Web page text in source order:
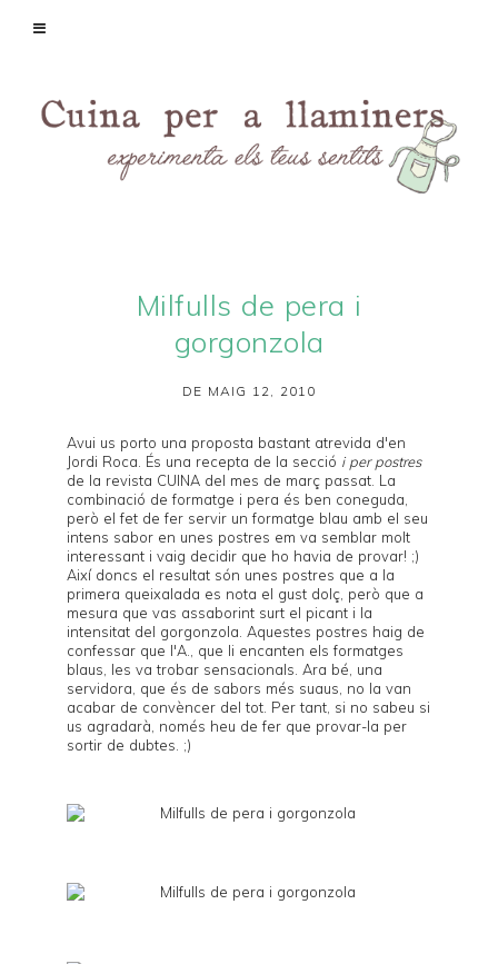
Milfulls de pera i
gorgonzola
DE MAIG 12, 2010
Avui us porto una proposta bastant atrevida d'en
Jordi Roca . És una recepta de la secció i per postres
de la revista CUINA del mes de març passat. La
combinació de formatge i pera és ben coneguda,
però el fet de fer servir un formatge blau amb el seu
intens sabor en unes postres em va semblar molt
interessant i vaig decidir que ho havia de provar! ;)
Així doncs el resultat són unes postres que a la
primera queixalada es nota el gust dolç, però que a
mesura que vas assaborint surt el picant i la
intensitat del gorgonzola. Aquestes postres haig de
confessar que l'A., que li encanten els formatges
blaus, les va trobar sensacionals. Ara bé, una
servidora, que és de sabors més suaus, no la van
acabar de convèncer del tot. Per tant, si no sabeu si
us agradarà, només heu de fer que provar-la per
sortir de dubtes. ;)